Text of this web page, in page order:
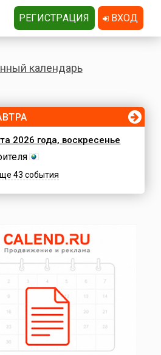
календарь
2026 года, воскресенье
43 события
РЕГИСТРАЦИЯ ВХОД